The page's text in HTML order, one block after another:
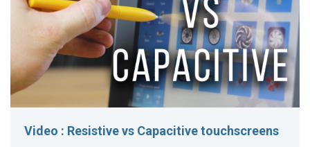
Video : Resistive vs Capacitive touchscreens